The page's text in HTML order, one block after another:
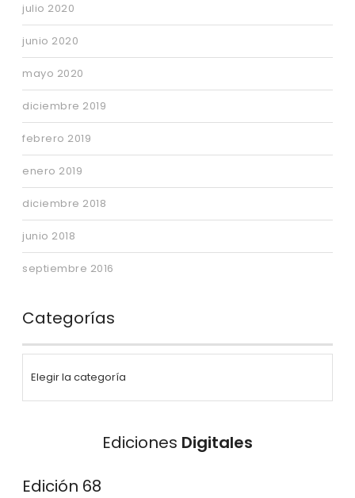
julio 2020
junio 2020
mayo 2020
diciembre 2019
febrero 2019
enero 2019
diciembre 2018
junio 2018
septiembre 2016
Categorías
Ediciones Digitales
Edición 68